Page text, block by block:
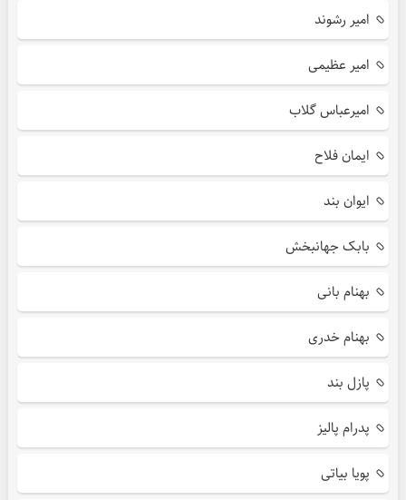
امیر رشوند
امیر عظیمی
امیرعباس گلاب
ایمان فلاح
ایوان بند
بابک جهانبخش
بهنام بانی
بهنام خدری
پازل بند
پدرام پالیز
پویا بیاتی